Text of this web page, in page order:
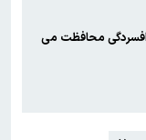
افسردگی محافظت می